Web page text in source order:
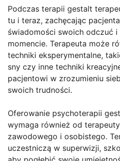
Podczas terapii gestalt
tu i teraz, zachęcając
świadomości swoich odczuć
momencie. Terapeuta może
techniki eksperymentalne,
sny czy inne techniki
pacjentowi w zrozumieniu
swoich trudności.
Oferowanie psychoterapii
wymaga również od
zawodowego i osobistego.
uczestniczą w superwizji,